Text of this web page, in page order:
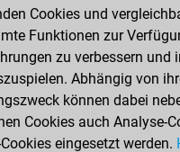
BeautyScore of 7
Fritz
You
achieved a new Elo
of 1588
You created
your Fritz account
Cookies und
Funktionen zur
zu verbessern und
Abhängig von
können dabei
Cookies auch Analyse-
eingesetzt werden.